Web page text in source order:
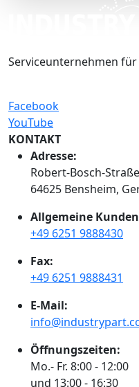
Serviceunternehmen
Facebook
YouTube
KONTAKT
Adresse:
Robert-Bosch-
64625 Bensheim,
Allgemeine
+49 6251 9888430
Fax:
+49 6251 9888431
E-Mail:
Öffnungszeiten:
Mo.- Fr. 8:00 - 12:00
und 13:00 - 16:30